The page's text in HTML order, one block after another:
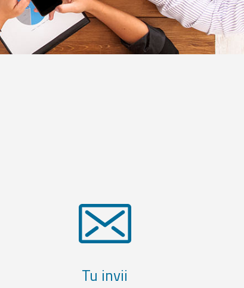
Tu invii